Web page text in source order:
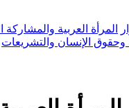
المرأة العربية والمشاركة
وحقوق الإنسان والتشريعات